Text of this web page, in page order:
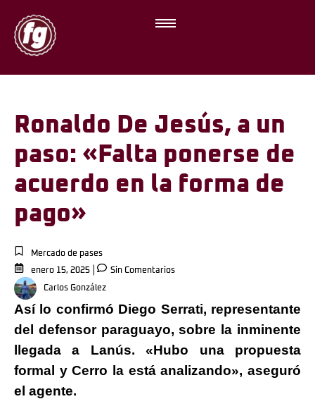
Ronaldo De Jesús, a un
paso: «Falta ponerse de
acuerdo en la forma de
pago»
Mercado de pases
enero 15, 2025
Sin Comentarios
Carlos González
Así lo confirmó Diego Serrati, representante
del defensor paraguayo, sobre la inminente
llegada a Lanús. «Hubo una propuesta
formal y Cerro la está analizando», aseguró
el agente.